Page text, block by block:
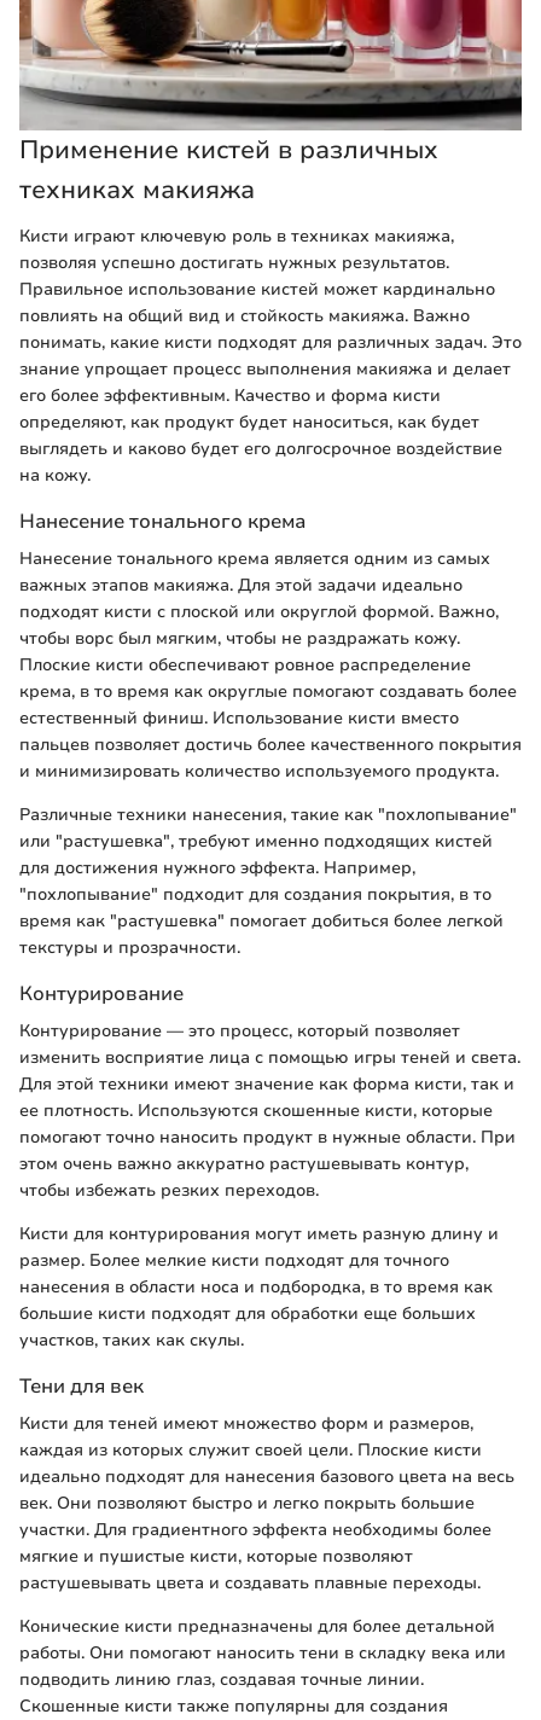
Применение кистей в различных
техниках макияжа
Кисти играют ключевую роль в техниках макияжа,
позволяя успешно достигать нужных результатов.
Правильное использование кистей может кардинально
повлиять на общий вид и стойкость макияжа. Важно
понимать, какие кисти подходят для различных задач. Это
знание упрощает процесс выполнения макияжа и делает
его более эффективным. Качество и форма кисти
определяют, как продукт будет наноситься, как будет
выглядеть и каково будет его долгосрочное воздействие
на кожу.
Нанесение тонального крема
Нанесение тонального крема является одним из самых
важных этапов макияжа. Для этой задачи идеально
подходят кисти с плоской или округлой формой. Важно,
чтобы ворс был мягким, чтобы не раздражать кожу.
Плоские кисти обеспечивают ровное распределение
крема, в то время как округлые помогают создавать более
естественный финиш. Использование кисти вместо
пальцев позволяет достичь более качественного покрытия
и минимизировать количество используемого продукта.
Различные техники нанесения, такие как "похлопывание"
или "растушевка", требуют именно подходящих кистей
для достижения нужного эффекта. Например,
"похлопывание" подходит для создания покрытия, в то
время как "растушевка" помогает добиться более легкой
текстуры и прозрачности.
Контурирование
Контурирование — это процесс, который позволяет
изменить восприятие лица с помощью игры теней и света.
Для этой техники имеют значение как форма кисти, так и
ее плотность. Используются скошенные кисти, которые
помогают точно наносить продукт в нужные области. При
этом очень важно аккуратно растушевывать контур,
чтобы избежать резких переходов.
Кисти для контурирования могут иметь разную длину и
размер. Более мелкие кисти подходят для точного
нанесения в области носа и подбородка, в то время как
большие кисти подходят для обработки еще больших
участков, таких как скулы.
Тени для век
Кисти для теней имеют множество форм и размеров,
каждая из которых служит своей цели. Плоские кисти
идеально подходят для нанесения базового цвета на весь
век. Они позволяют быстро и легко покрыть большие
участки. Для градиентного эффекта необходимы более
мягкие и пушистые кисти, которые позволяют
растушевывать цвета и создавать плавные переходы.
Конические кисти предназначены для более детальной
работы. Они помогают наносить тени в складку века или
подводить линию глаз, создавая точные линии.
Скошенные кисти также популярны для создания